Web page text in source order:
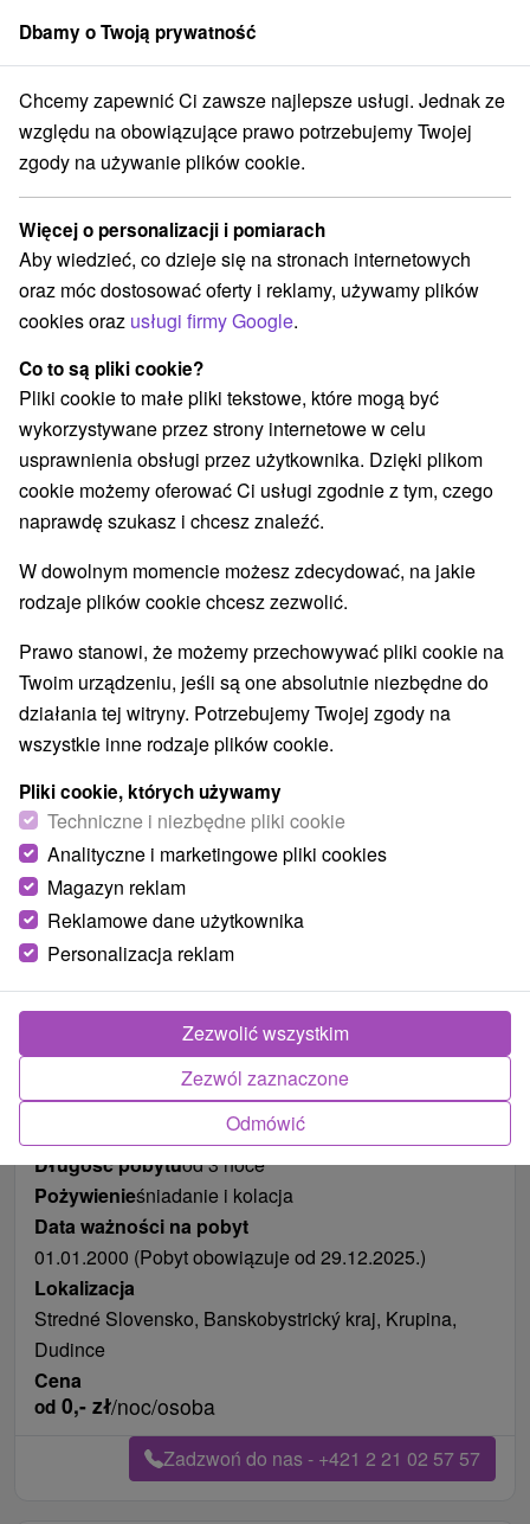
członek grupySorger
Sylwester i Nowy Rok 2024 w atmosferze popularnego hotelu
Sylwester i Nowy Rok 2024 w
atmosferze popularnego hotelu ze
świetnym programem
Oferta wygasła! Wybierz poniżej z aktualnych ofert.
Hotel Hviezda★★★Dudince Dudince
Przejdź do lokalizacji
9,2 doskonały·517 recenzji
Zdjęcia od klientów+3
Długość pobytuod 3 noce
Pożywienieśniadanie i kolacja
Data ważności na pobyt
01.01.2000 (Pobyt obowiązuje od 29.12.2025.)
Lokalizacja
Stredné Slovensko, Banskobystrický kraj, Krupina,
Dudince
Cena
od 0,- zł/noc/osoba
Zadzwoń do nas - +421 2 21 02 57 57
Dbamy o Twoją prywatność
Chcemy zapewnić Ci zawsze najlepsze usługi. Jednak ze
względu na obowiązujące prawo potrzebujemy Twojej
zgody na używanie plików cookie.
Więcej o personalizacji i pomiarach
Aby wiedzieć, co dzieje się na stronach internetowych
oraz móc dostosować oferty i reklamy, używamy plików
cookies oraz usługi firmy Google.
Co to są pliki cookie?
Pliki cookie to małe pliki tekstowe, które mogą być
wykorzystywane przez strony internetowe w celu
usprawnienia obsługi przez użytkownika. Dzięki plikom
cookie możemy oferować Ci usługi zgodnie z tym, czego
naprawdę szukasz i chcesz znaleźć.
W dowolnym momencie możesz zdecydować, na jakie
rodzaje plików cookie chcesz zezwolić.
Prawo stanowi, że możemy przechowywać pliki cookie na
Twoim urządzeniu, jeśli są one absolutnie niezbędne do
działania tej witryny. Potrzebujemy Twojej zgody na
wszystkie inne rodzaje plików cookie.
Pliki cookie, których używamy
Techniczne i niezbędne pliki cookie
Analityczne i marketingowe pliki cookies
Magazyn reklam
Reklamowe dane użytkownika
Personalizacja reklam
Odmówić
Zezwól zaznaczone
Zezwolić wszystkim